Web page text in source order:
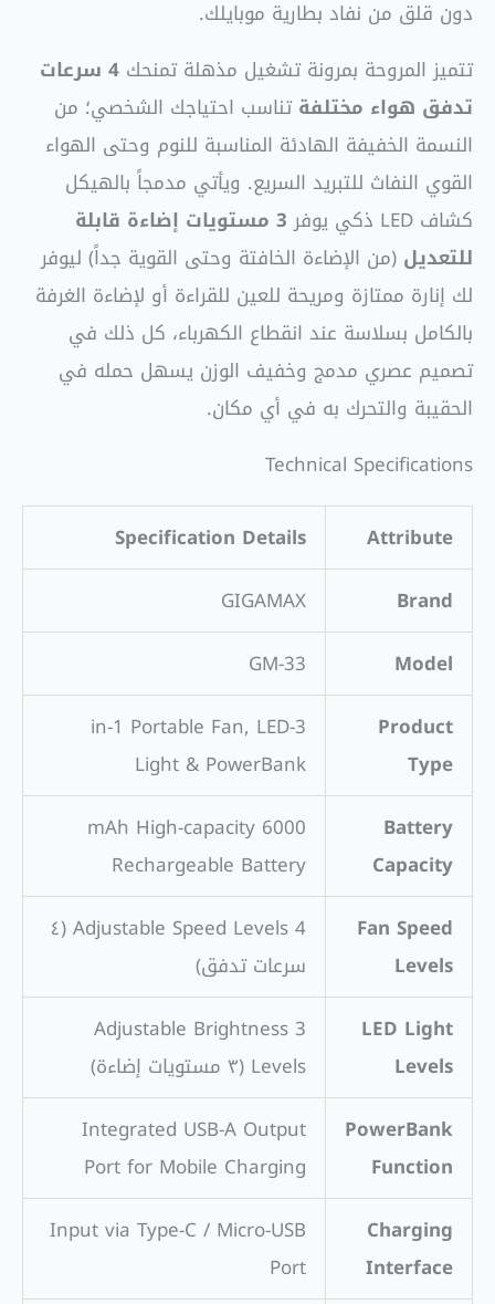
دون قلق من نفاد بطارية موبايلك.
تتميز المروحة بمرونة تشغيل مذهلة تمنحك
4 سرعات
تدفق هواء مختلفةتناسب احتياجك الشخصي؛ من
النسمة الخفيفة الهادئة المناسبة للنوم وحتى الهواء
القوي النفاث للتبريد السريع. ويأتي مدمجاً بالهيكل
كشاف LED ذكي يوفر
3 مستويات إضاءة قابلة
للتعديل (من الإضاءة الخافتة وحتى القوية جداً) ليوفر
لك إنارة ممتازة ومريحة للعين للقراءة أو لإضاءة الغرفة
بالكامل بسلاسة عند انقطاع الكهرباء، كل ذلك في
تصميم عصري مدمج وخفيف الوزن يسهل حمله في
الحقيبة والتحرك به في أي مكان.
Technical Specifications
Attribute
Specification Details
Brand
GIGAMAX
Model
GM-33
Product
Type
3-in-1 Portable Fan, LED
Light & PowerBank
Battery
Capacity
6000 mAh High-capacity
Rechargeable Battery
Fan Speed
Levels
4 Adjustable Speed Levels (٤
سرعات تدفق)
LED Light
Levels
3 Adjustable Brightness
Levels (٣ مستويات إضاءة)
PowerBank
Function
Integrated USB-A Output
Port for Mobile Charging
Charging
Interface
Input via Type-C / Micro-USB
Port